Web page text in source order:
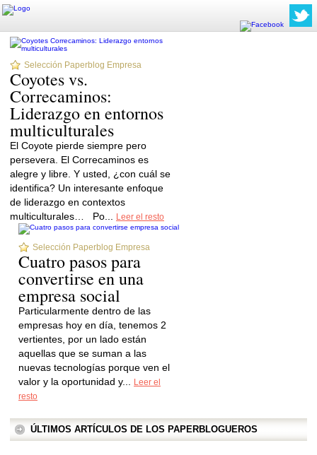
Selección Paperblog Empresa
Coyotes vs.
Correcaminos:
Liderazgo en entornos
multiculturales
El Coyote pierde siempre pero
persevera. El Correcaminos es
alegre y libre. Y usted, ¿con cuál se
identifica? Un interesante enfoque
de liderazgo en contextos
multiculturales… Po...
Leer el resto
Selección Paperblog Empresa
Cuatro pasos para
convertirse en una
empresa social
Particularmente dentro de las
empresas hoy en día, tenemos 2
vertientes, por un lado están
aquellas que se suman a las
nuevas tecnologías porque ven el
valor y la oportunidad y...
Leer el
resto
ÚLTIMOS ARTÍCULOS DE LOS PAPERBLOGUEROS